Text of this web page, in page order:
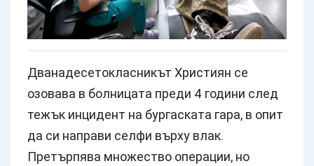
Дванадесетокласникът Християн се
озовава в болницата преди 4 години след
тежък инцидент на бургаската гара, в опит
да си направи селфи върху влак.
Претърпява множество операции, но